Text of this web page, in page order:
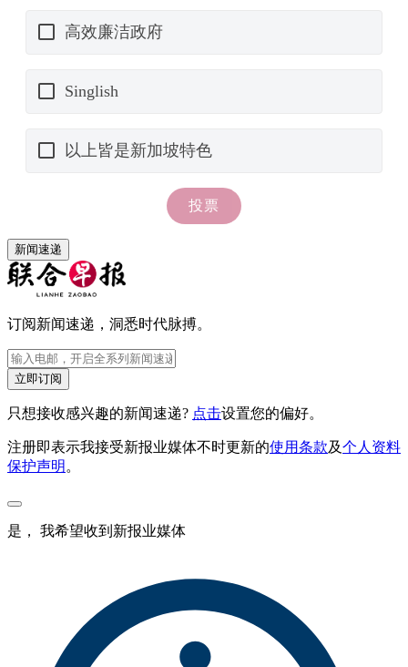
新闻速递
订阅新闻速递，洞悉时代脉搏。
立即订阅
只想接收感兴趣的新闻速递? 点击设置您的偏好。
注册即表示我接受新报业媒体不时更新的使用条款及个人资料
保护声明 。
是， 我希望收到新报业媒体